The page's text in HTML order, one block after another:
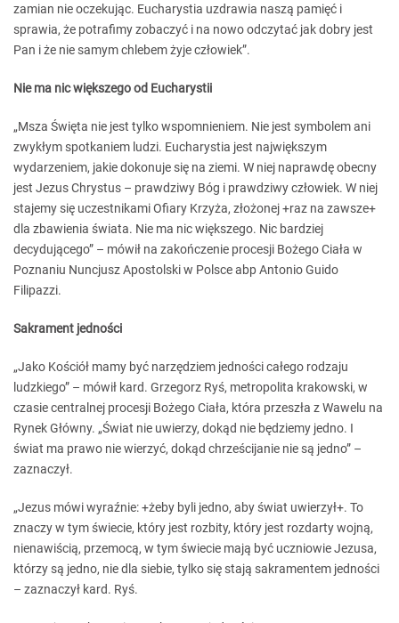
zamian nie oczekując. Eucharystia uzdrawia naszą pamięć i
sprawia, że potrafimy zobaczyć i na nowo odczytać jak dobry jest
Pan i że nie samym chlebem żyje człowiek”.
Nie ma nic większego od Eucharystii
„Msza Święta nie jest tylko wspomnieniem. Nie jest symbolem ani
zwykłym spotkaniem ludzi. Eucharystia jest największym
wydarzeniem, jakie dokonuje się na ziemi. W niej naprawdę obecny
jest Jezus Chrystus – prawdziwy Bóg i prawdziwy człowiek. W niej
stajemy się uczestnikami Ofiary Krzyża, złożonej +raz na zawsze+
dla zbawienia świata. Nie ma nic większego. Nic bardziej
decydującego” – mówił na zakończenie procesji Bożego Ciała w
Poznaniu Nuncjusz Apostolski w Polsce abp Antonio Guido
Filipazzi.
Sakrament jedności
„Jako Kościół mamy być narzędziem jedności całego rodzaju
ludzkiego” – mówił kard. Grzegorz Ryś, metropolita krakowski, w
czasie centralnej procesji Bożego Ciała, która przeszła z Wawelu na
Rynek Główny. „Świat nie uwierzy, dokąd nie będziemy jedno. I
świat ma prawo nie wierzyć, dokąd chrześcijanie nie są jedno” –
zaznaczył.
„Jezus mówi wyraźnie: +żeby byli jedno, aby świat uwierzył+. To
znaczy w tym świecie, który jest rozbity, który jest rozdarty wojną,
nienawiścią, przemocą, w tym świecie mają być uczniowie Jezusa,
którzy są jedno, nie dla siebie, tylko się stają sakramentem jedności
– zaznaczył kard. Ryś.